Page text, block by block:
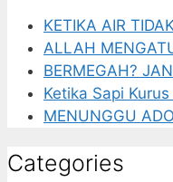
KETIKA AIR
ALLAH
BERMEGAH?
Ketika Sapi
MENUNGGU
Categories